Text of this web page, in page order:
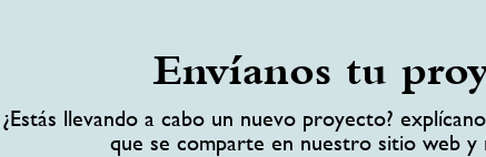
Envíanos tu
¿Estás llevando a cabo un nuevo proyecto?
que se comparte en nuestro sitio web y